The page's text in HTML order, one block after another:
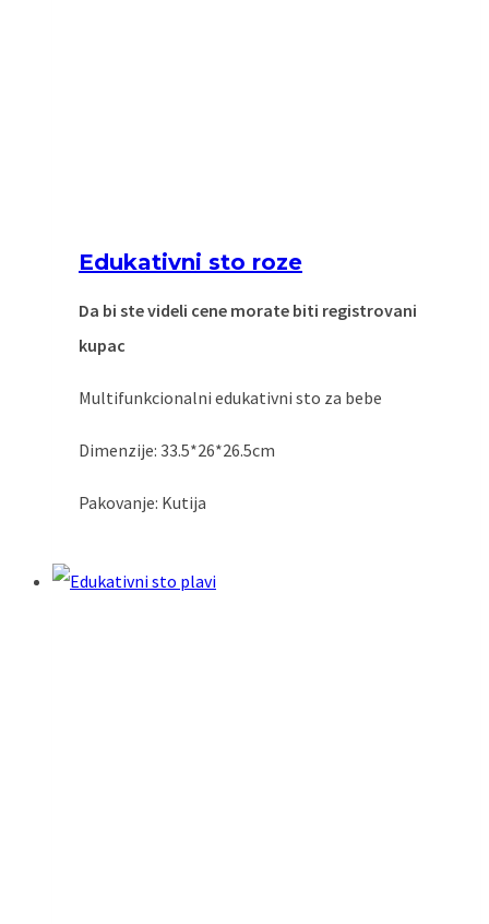
Edukativni sto roze
Da bi ste videli cene morate biti registrovani
kupac
Multifunkcionalni edukativni sto za bebe
Dimenzije: 33.5*26*26.5cm
Pakovanje: Kutija